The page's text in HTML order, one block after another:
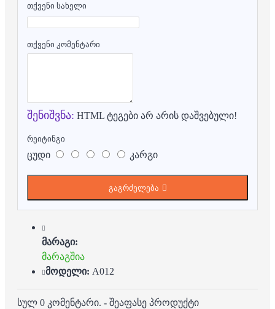
თქვენი სახელი
თქვენი კომენტარი
შენიშვნა: HTML ტეგები არ არის დაშვებული!
რეიტინგი
ცუდი კარგი
გაგრძელება
მარაგი:
მარაგშია
მოდელი: A012
სულ 0 კომენტარი. - შეაფასე პროდუქტი